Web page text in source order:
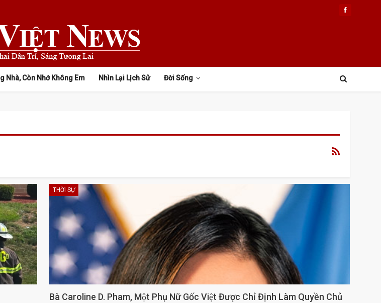
Nhà, Còn Nhớ Không Em Nhìn Lại Lịch Sử Đời Sống
THỜI SỰ
Bà Caroline D. Pham, Một Phụ Nữ Gốc Việt Được Chỉ Định Làm Quyền Chủ